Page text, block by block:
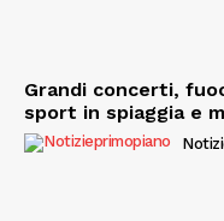
Grandi concerti,
sport in spiaggia e